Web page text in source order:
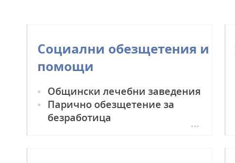
Социални обезщетения и
помощи
Общински лечебни заведения
Парично обезщетение за
безработица